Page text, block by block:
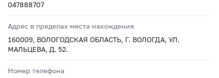
047888707
Адрес в пределах места нахождения
160009, ВОЛОГОДСКАЯ ОБЛАСТЬ, Г. ВОЛОГДА, УЛ.
МАЛЬЦЕВА, Д. 52.
Номер телефона